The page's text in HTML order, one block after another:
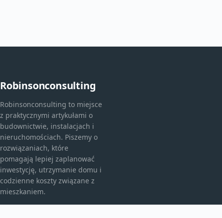
Robinsonconsulting
Robinsonconsulting to miejsce
z praktycznymi artykułami o
budownictwie, instalacjach i
nieruchomościach. Piszemy o
rozwiązaniach, które
pomagają lepiej zaplanować
inwestycję, utrzymanie domu i
codzienne koszty związane z
mieszkaniem.